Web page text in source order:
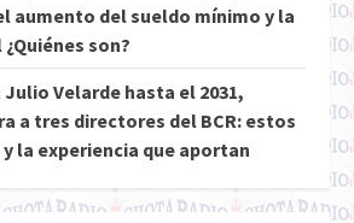
aumento del sueldo mínimo y la
son?
Julio Velarde hasta el 2031,
a tres directores del BCR: estos
la experiencia que aportan